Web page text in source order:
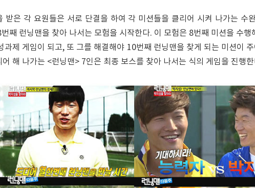
받은 각 요원들은 서로 단결을 하여 각 미션들을 클리어 시켜 나가는 수
째 런닝맨을 찾아 나서는 모험을 시작한다. 이 모험은 8번째 미션을 수행
과제 게임이 되고, 또 그를 해결해야 10번째 런닝맨을 찾게 되는 미션이 주
해 나가는 <런닝맨> 7인은 최종 보스를 찾아 나서는 식의 게임을 진행한